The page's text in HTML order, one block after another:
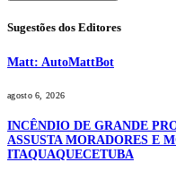
Sugestões dos Editores
Matt: AutoMattBot
agosto 6, 2026
INCÊNDIO DE GRANDE
ASSUSTA MORADORES E
ITAQUAQUECETUBA